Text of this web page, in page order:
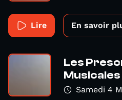
Lire En savoir
Les
Samedi 4